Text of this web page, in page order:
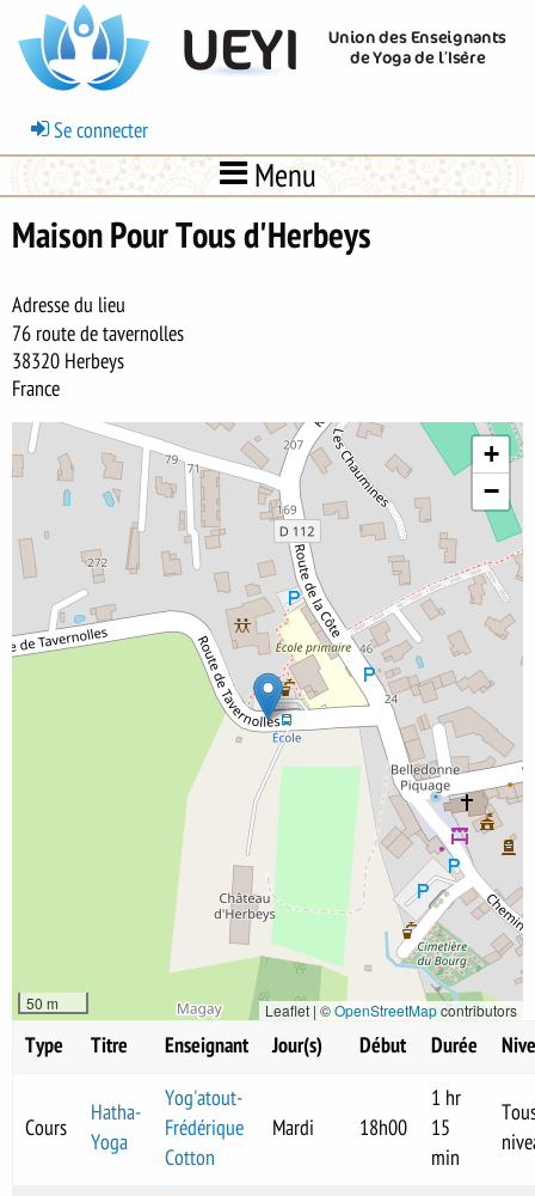
contenu
principal
UEYI
Union des Enseignants
de Yoga de l’Isère
Menu
du
compte
de
l'utilisateur
Se connecter
Menu
Maison Pour Tous d'Herbeys
Adresse du lieu
76 route de tavernolles
38320 Herbeys
France
+
−
50 m Leaflet | ©OpenStreetMapcontributors
Type Titre Enseignant Jour(s) Début Durée
Cours
Hatha-
Yoga
Yog'atout-
Frédérique
Cotton
Mardi 18h00
1 hr
15
min